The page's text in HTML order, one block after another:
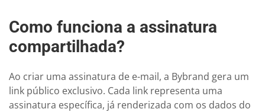
Como funciona a assinatura
compartilhada?
Ao criar uma assinatura de e-mail, a Bybrand gera um
link público exclusivo. Cada link representa uma
assinatura específica, já renderizada com os dados do